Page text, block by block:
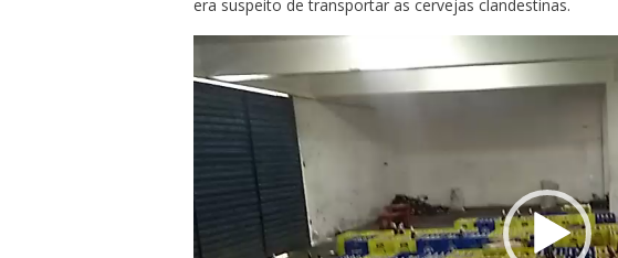
era suspeito de transportar as cervejas clandestinas.
Tocador
vídeo